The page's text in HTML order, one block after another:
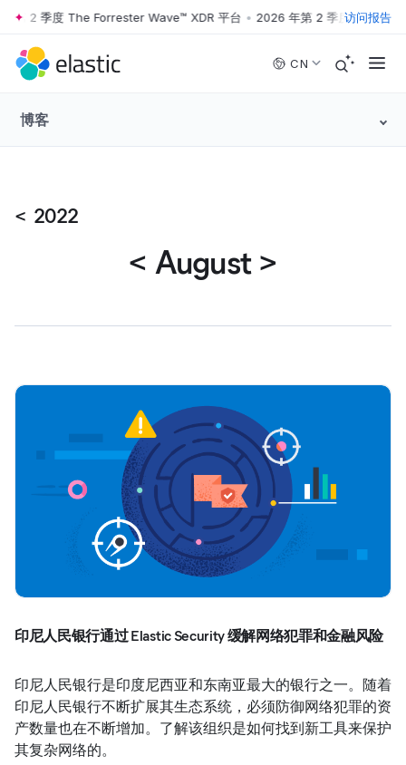
Skip to main content
2 季度 The Forrester Wave™ XDR 平台 • 2026 年第 2 季度 The访问报告
CN
博客
< 2022
< August >
印尼人民银行通过 Elastic Security 缓解网络犯罪和金融风险
印尼人民银行是印度尼西亚和东南亚最大的银行之一。随着
印尼人民银行不断扩展其生态系统，必须防御网络犯罪的资
产数量也在不断增加。了解该组织是如何找到新工具来保护
其复杂网络的。